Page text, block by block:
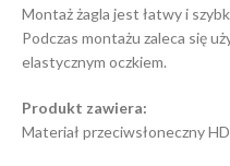
Montaż żagla jest łatwy i
Podczas montażu zaleca się
elastycznym oczkiem.
Produkt zawiera:
Materiał przeciwsłoneczny